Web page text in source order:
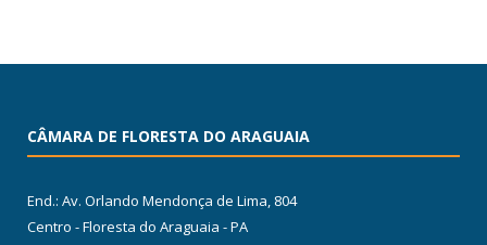
CÂMARA DE FLORESTA DO ARAGUAIA
End.: Av. Orlando Mendonça de Lima, 804
Centro - Floresta do Araguaia - PA